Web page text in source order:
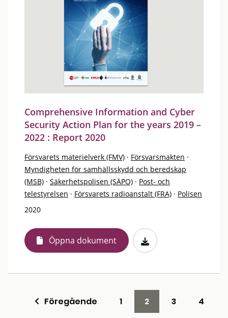
Comprehensive Information and Cyber
Security Action Plan for the years 2019 –
2022 : Report 2020
Försvarets materielverk (FMV) · Försvarsmakten ·
Myndigheten för samhällsskydd och beredskap
(MSB) · Säkerhetspolisen (SÄPO) · Post- och
telestyrelsen · Försvarets radioanstalt (FRA) · Polisen
2020
Öppna dokument
Föregående 1 2 3
4